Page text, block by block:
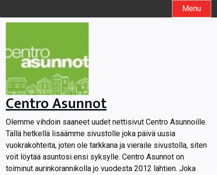
to
Menu
Centro Asunnot
Olemme vihdoin saaneet uudet nettisivut Centro Asunnoille.
Tällä hetkellä lisäämme sivustolle joka päivä uusia
vuokrakohteita, joten ole tarkkana ja vieraile sivustolla, siten
voit löytää asuntosi ensi syksylle. Centro Asunnot on
toiminut aurinkorannikolla jo vuodesta 2012 lähtien. Joka